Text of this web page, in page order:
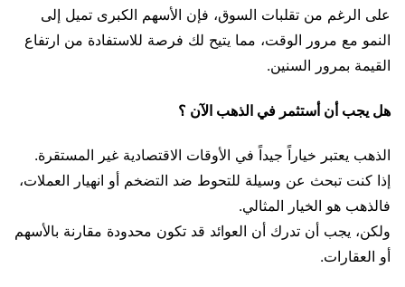
على الرغم من تقلبات السوق، فإن الأسهم الكبرى تميل إلى
النمو مع مرور الوقت، مما يتيح لك فرصة للاستفادة من ارتفاع
القيمة بمرور السنين.
هل يجب أن أستثمر في الذهب الآن ؟
الذهب يعتبر خياراً جيداً في الأوقات الاقتصادية غير المستقرة.
إذا كنت تبحث عن وسيلة للتحوط ضد التضخم أو انهيار العملات،
فالذهب هو الخيار المثالي.
ولكن، يجب أن تدرك أن العوائد قد تكون محدودة مقارنة بالأسهم
أو العقارات.